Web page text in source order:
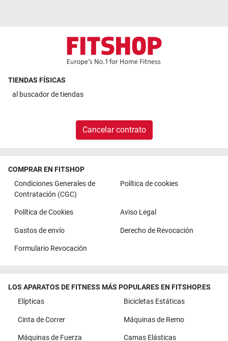
TIENDAS FÍSICAS
al buscador de tiendas
Cancelar contrato
COMPRAR EN FITSHOP
Condiciones Generales de
Contratación (CGC)
Política de cookies
Política de Cookies Aviso Legal
Gastos de envío Derecho de Revocación
Formulario Revocación
LOS APARATOS DE FITNESS MÁS POPULARES EN FITSHOP.ES
Elípticas
Bicicletas Estáticas
Cinta de Correr Máquinas de Remo
Máquinas de Fuerza Camas Elásticas